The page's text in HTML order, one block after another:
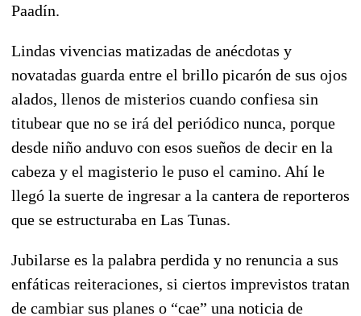
Paadín.
Lindas vivencias matizadas de anécdotas y
novatadas guarda entre el brillo picarón de sus ojos
alados, llenos de misterios cuando confiesa sin
titubear que no se irá del periódico nunca, porque
desde niño anduvo con esos sueños de decir en la
cabeza y el magisterio le puso el camino. Ahí le
llegó la suerte de ingresar a la cantera de reporteros
que se estructuraba en Las Tunas.
Jubilarse es la palabra perdida y no renuncia a sus
enfáticas reiteraciones, si ciertos imprevistos tratan
de cambiar sus planes o “cae” una noticia de